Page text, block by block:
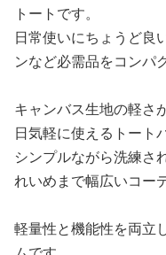
トートです。
日常使いにちょうど良
ンなど必需品をコンパ
キャンバス生地の軽さ
日気軽に使えるトート
シンプルながら洗練さ
れいめまで幅広いコー
軽量性と機能性を両立